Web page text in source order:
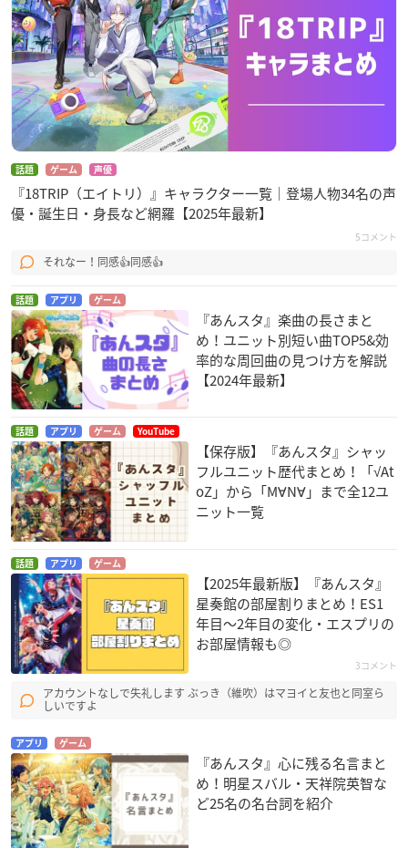
話題 ゲーム 声優
『18TRIP（エイトリ）』キャラクター一覧｜登場人物34名の声
優・誕生日・身長など網羅【2025年最新】
5コメント
それなー！同感👍同感👍
話題 アプリ ゲーム
『あんスタ』楽曲の長さまと
め！ユニット別短い曲TOP5&効
率的な周回曲の見つけ方を解説
【2024年最新】
話題 アプリ ゲーム YouTube
【保存版】『あんスタ』シャッ
フルユニット歴代まとめ！「√At
oZ」から「M∀N∀」まで全12ユ
ニット一覧
話題 アプリ ゲーム
【2025年最新版】『あんスタ』
星奏館の部屋割りまとめ！ES1
年目〜2年目の変化・エスプリの
お部屋情報も◎
3コメント
アカウントなしで失礼します ぶっき（維吹）はマヨイと友也と同室ら
しいですよ
アプリ ゲーム
『あんスタ』心に残る名言まと
め！明星スバル・天祥院英智な
ど25名の名台詞を紹介